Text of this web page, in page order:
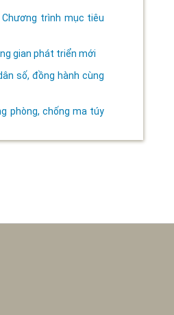
trình mục tiêu
gian phát triển mới
số, đồng hành cùng
phòng, chống ma túy